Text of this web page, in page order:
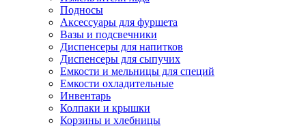
Подносы
Аксессуары для фуршета
Вазы и подсвечники
Диспенсеры для напитков
Диспенсеры для сыпучих
Емкости и мельницы для специй
Емкости охладительные
Инвентарь
Колпаки и крышки
Корзины и хлебницы